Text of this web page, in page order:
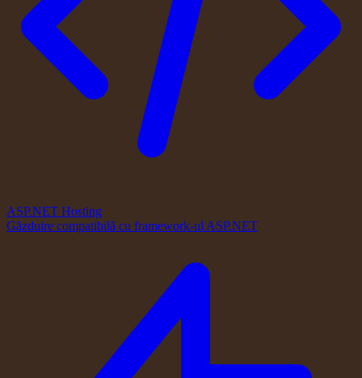
ASP.NET Hosting
Găzduire compatibilă cu framework-ul ASP.NET